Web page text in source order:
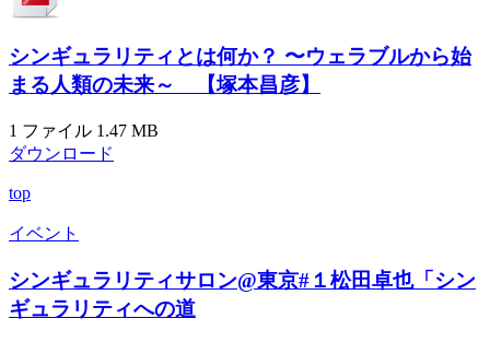
シンギュラリティとは何か？ 〜ウェラブルから始
まる人類の未来～ 【塚本昌彦】
1 ファイル 1.47 MB
ダウンロード
top
イベント
シンギュラリティサロン@東京#１松田卓也「シン
ギュラリティへの道